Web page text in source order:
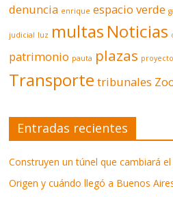
denuncia enrique espacio verde
judicial luz multas Noticias
patrimonio pauta plazas
Transporte tribunales
Entradas recientes
Construyen un túnel que cambiará
Origen y cuándo llegó a Buenos